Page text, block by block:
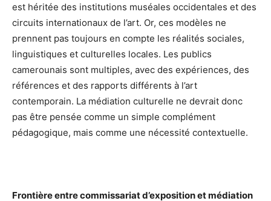
est héritée des institutions muséales occidentales et des
circuits internationaux de l’art. Or, ces modèles ne
prennent pas toujours en compte les réalités sociales,
linguistiques et culturelles locales. Les publics
camerounais sont multiples, avec des expériences, des
références et des rapports différents à l’art
contemporain. La médiation culturelle ne devrait donc
pas être pensée comme un simple complément
pédagogique, mais comme une nécessité contextuelle.
Frontière entre commissariat d’exposition et médiation